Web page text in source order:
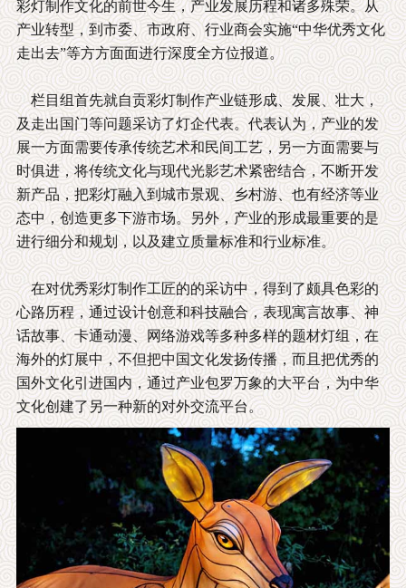
彩灯制作文化的前世今生，产业发展历程和诸多殊荣。从
产业转型，到市委、市政府、行业商会实施“中华优秀文化
走出去”等方方面面进行深度全方位报道。
栏目组首先就自贡彩灯制作产业链形成、发展、壮大，
及走出国门等问题采访了灯企代表。代表认为，产业的发
展一方面需要传承传统艺术和民间工艺，另一方面需要与
时俱进，将传统文化与现代光影艺术紧密结合，不断开发
新产品，把彩灯融入到城市景观、乡村游、也有经济等业
态中，创造更多下游市场。另外，产业的形成最重要的是
进行细分和规划，以及建立质量标准和行业标准。
在对优秀彩灯制作工匠的的采访中，得到了颇具色彩的
心路历程，通过设计创意和科技融合，表现寓言故事、神
话故事、卡通动漫、网络游戏等多种多样的题材灯组，在
海外的灯展中，不但把中国文化发扬传播，而且把优秀的
国外文化引进国内，通过产业包罗万象的大平台，为中华
文化创建了另一种新的对外交流平台。